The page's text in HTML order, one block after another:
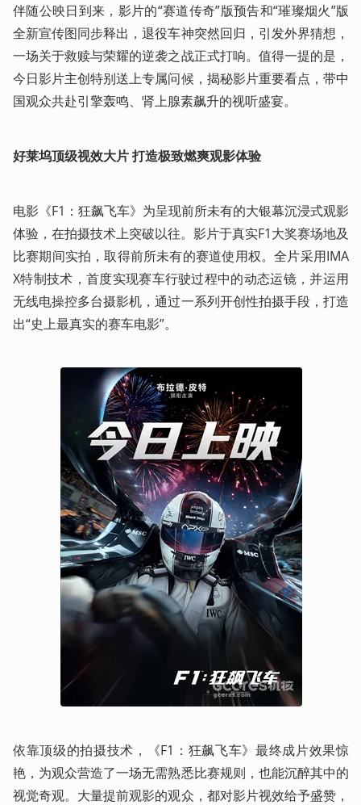
伴随公映日到来，影片的“赛道传奇”版预告和“璀璨烟火”版
全新宣传图同步释出，退役车神突然回归，引发外界猜想，
一场关于救赎与荣耀的逆袭之战正式打响。值得一提的是，
今日影片主创特别送上专属问候，揭秘影片重要看点，带中
国观众共赴引擎轰鸣、肾上腺素飙升的视听盛宴。
好莱坞顶级视效大片 打造极致燃爽观影体验​
电影《F1：狂飙飞车》为呈现前所未有的大银幕沉浸式观影
体验，在拍摄技术上突破以往。影片于真实F1大奖赛场地及
比赛期间实拍，取得前所未有的赛道使用权。全片采用IMA
X特制技术，首度实现赛车行驶过程中的动态运镜，并运用
无线电操控多台摄影机，通过一系列开创性拍摄手段，打造
出“史上最真实的赛车电影”。
依靠顶级的拍摄技术，《F1：狂飙飞车》最终成片效果惊
艳，为观众营造了一场无需熟悉比赛规则，也能沉醉其中的
视觉奇观。大量提前观影的观众，都对影片视效给予盛赞，